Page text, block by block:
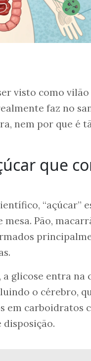
visto como
faz no
nem por que é
que
“açúcar”
mesa. Pão,
a glicose entra
o cérebro,
em carboidratos
disposição.